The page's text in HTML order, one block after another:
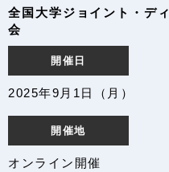
全国大学ジョイント・デ
会
開催日
2025年9月1日（月）
開催地
オンライン開催